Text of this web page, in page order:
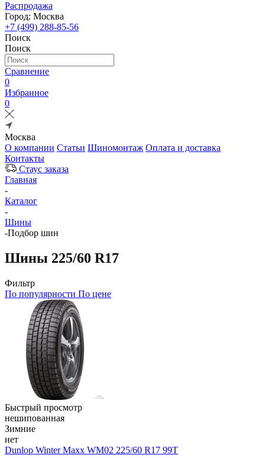
Распродажа
Город: Москва
+7 (499) 288-85-56
Поиск
Поиск
Сравнение
0
Избранное
0
Москва
О компании Статьи Шиномонтаж Оплата и доставка
Контакты
Стаус заказа
Главная
-
Каталог
-
Шины
-Подбор шин
Шины 225/60 R17
Фильтр
По популярности По цене
Быстрый просмотр
нешипованная
Зимние
нет
Dunlop Winter Maxx WM02 225/60 R17 99T